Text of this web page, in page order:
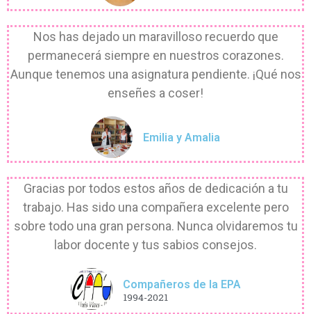
Nos has dejado un maravilloso recuerdo que
permanecerá siempre en nuestros corazones.
Aunque tenemos una asignatura pendiente. ¡Qué nos
enseñes a coser!
Emilia y Amalia
Gracias por todos estos años de dedicación a tu
trabajo. Has sido una compañera excelente pero
sobre todo una gran persona. Nunca olvidaremos tu
labor docente y tus sabios consejos.
Compañeros de la EPA
1994-2021